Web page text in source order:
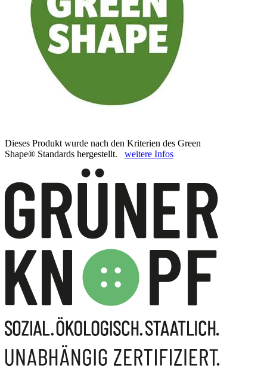
Dieses Produkt wurde nach den Kriterien des Green
Shape® Standards hergestellt. weitere Infos